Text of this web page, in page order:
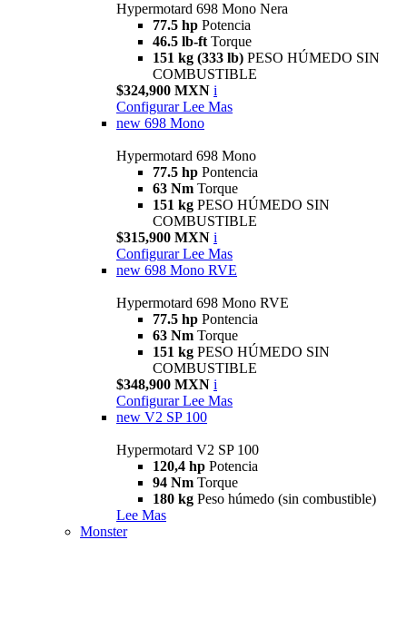
Hypermotard 698 Mono Nera
77.5 hp Potencia
46.5 lb-ft Torque
151 kg (333 lb) PESO HÚMEDO SIN
COMBUSTIBLE
$324,900 MXN i
Configurar Lee Mas
new 698 Mono
Hypermotard 698 Mono
77.5 hp Pontencia
63 Nm Torque
151 kg PESO HÚMEDO SIN
COMBUSTIBLE
$315,900 MXN i
Configurar Lee Mas
new 698 Mono RVE
Hypermotard 698 Mono RVE
77.5 hp Pontencia
63 Nm Torque
151 kg PESO HÚMEDO SIN
COMBUSTIBLE
$348,900 MXN i
Configurar Lee Mas
new V2 SP 100
Hypermotard V2 SP 100
120,4 hp Potencia
94 Nm Torque
180 kg Peso húmedo (sin combustible)
Lee Mas
Monster